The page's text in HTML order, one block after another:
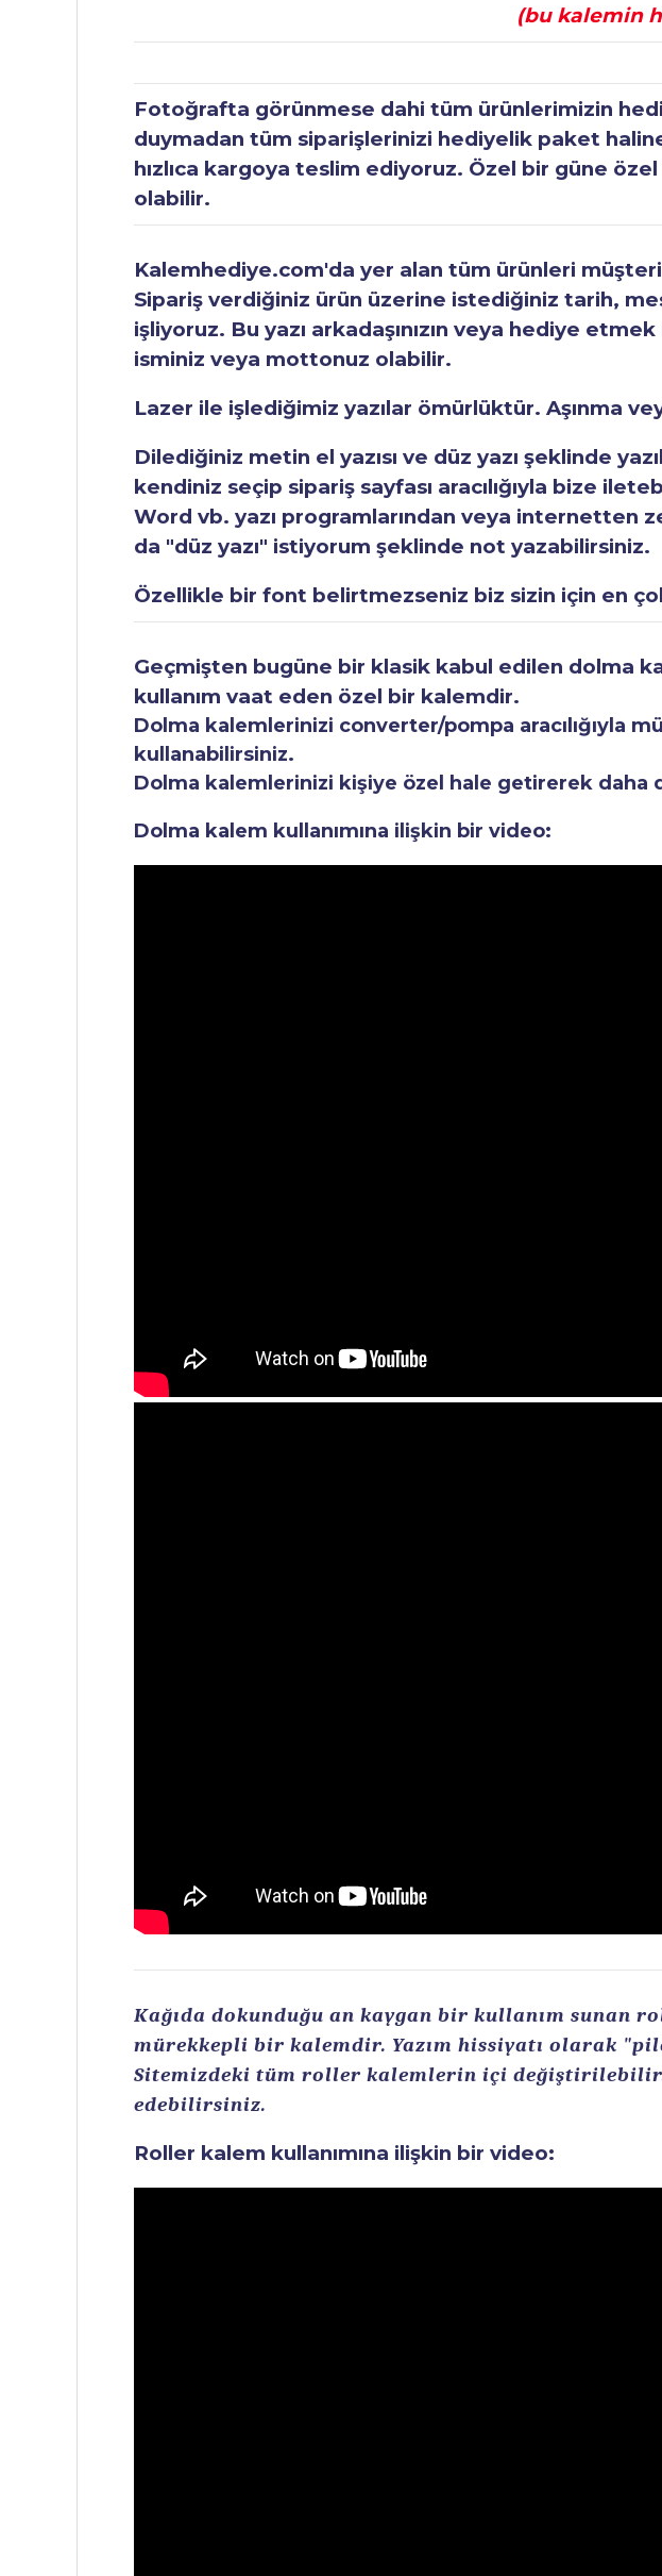
(bu kalemin
Fotoğrafta görünmese dahi tüm ürünlerimizin
duymadan tüm siparişlerinizi hediyelik paket
hızlıca kargoya teslim ediyoruz. Özel bir güne
olabilir.
Kalemhediye.com'da yer alan tüm ürünleri
Sipariş verdiğiniz ürün üzerine istediğiniz tarih,
işliyoruz. Bu yazı arkadaşınızın veya hediye
isminiz veya mottonuz olabilir.
Lazer ile işlediğimiz yazılar ömürlüktür. Aşınma
Dilediğiniz metin el yazısı ve düz yazı şeklinde
kendiniz seçip sipariş sayfası aracılığıyla bize
Word vb. yazı programlarından veya internetten
da "düz yazı" istiyorum şeklinde not yazabilirsiniz.
Özellikle bir font belirtmezseniz biz sizin için en
Geçmişten bugüne bir klasik kabul edilen dolma
kullanım vaat eden özel bir kalemdir.
Dolma kalemlerinizi converter/pompa aracılığıyla
kullanabilirsiniz.
Dolma kalemlerinizi kişiye özel hale getirerek daha
Dolma kalem kullanımına ilişkin bir video:
Kağıda dokunduğu an kaygan bir kullanım
mürekkepli bir kalemdir. Yazım hissiyatı olarak
Sitemizdeki tüm roller kalemlerin içi değiştirilebilir.
edebilirsiniz.
Roller kalem kullanımına ilişkin bir video: